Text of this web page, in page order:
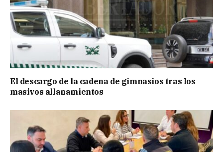
El descargo de la cadena de gimnasios tras los
masivos allanamientos